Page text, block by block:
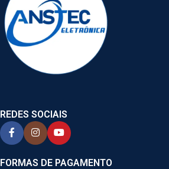
REDES SOCIAIS
FORMAS DE PAGAMENTO